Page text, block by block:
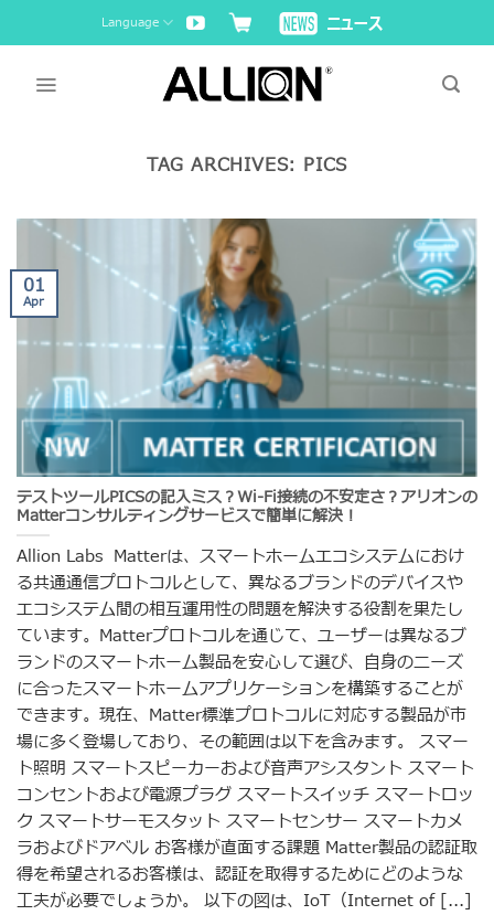
to
Language
TAG ARCHIVES: PICS
テストツールPICSの記入ミス？Wi-Fi接続の不安定さ？アリオンの
Matterコンサルティングサービスで簡単に解決！
Allion Labs Matterは、スマートホームエコシステムにおけ
る共通通信プロトコルとして、異なるブランドのデバイスや
エコシステム間の相互運用性の問題を解決する役割を果たし
ています。Matterプロトコルを通じて、ユーザーは異なるブ
ランドのスマートホーム製品を安心して選び、自身のニーズ
に合ったスマートホームアプリケーションを構築することが
できます。現在、Matter標準プロトコルに対応する製品が市
場に多く登場しており、その範囲は以下を含みます。 スマー
ト照明 スマートスピーカーおよび音声アシスタント スマート
コンセントおよび電源プラグ スマートスイッチ スマートロッ
ク スマートサーモスタット スマートセンサー スマートカメ
ラおよびドアベル お客様が直面する課題 Matter製品の認証取
得を希望されるお客様は、認証を取得するためにどのような
工夫が必要でしょうか。 以下の図は、IoT（Internet of [...]
01
Apr